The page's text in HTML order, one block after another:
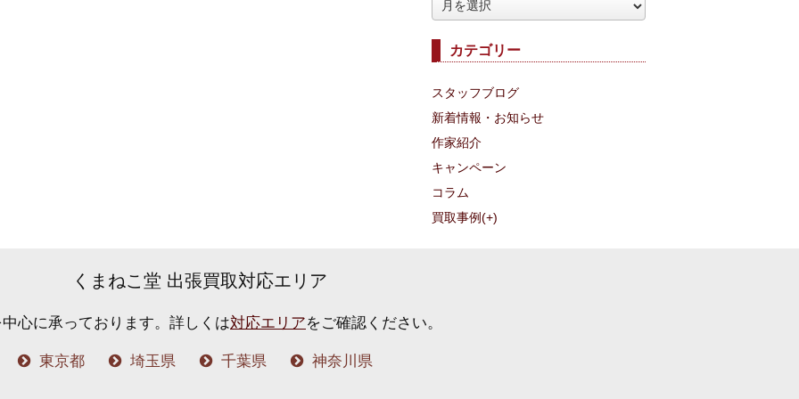
カテゴリー
スタッフブログ
新着情報・お知らせ
作家紹介
キャンペーン
コラム
買取事例(+)
くまねこ堂 出張買取対応エリア
心に承っております。 詳しくは対応エリアをご確認ください。
東京都 埼玉県 千葉県 神奈川県